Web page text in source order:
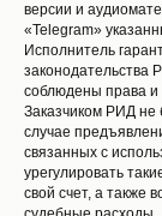
версии и
«Telegram»
Исполнитель
законодательства
соблюдены права и
Заказчиком РИД не
случае
связанных с
урегулировать
свой счет, а также